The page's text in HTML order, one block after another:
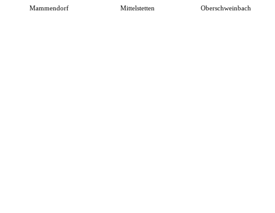
Mammendorf Mittelstetten Oberschweinbach